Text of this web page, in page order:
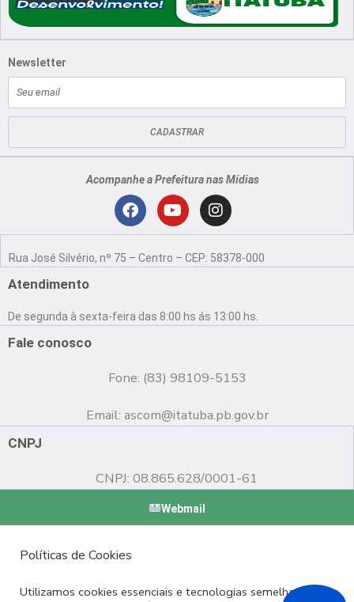
Newsletter
mail
CADASTRAR
Acompanhe a Prefeitura nas Mídias
F
c
o
o
Y
u
b
e
I
n
s
g
r
Rua José Silvério, nº 75 – Centro – CEP: 58378-000
Atendimento
De segunda à sexta-feira das 8:00 hs ás 13:00 hs.
Fale conosco
Fone: (83) 98109-5153
Email: ascom@itatuba.pb.gov.br
CNPJ
CNPJ: 08.865.628/0001-61
Webmail
Políticas de Cookies
Utilizamos cookies essenciais e tecnologias semelhantes de